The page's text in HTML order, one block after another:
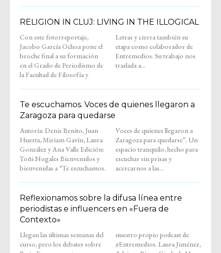
RELIGION IN CLUJ: LIVING IN THE ILLOGICAL
Con este fotorreportaje,
Jacobo García Ochoa pone el
broche final a su formación
en el Grado de Periodismo de
la Facultad de Filosofía y
Letras y cierra también su
etapa como colaborador de
Entremedios. Su trabajo nos
traslada a...
Te escuchamos. Voces de quienes llegaron a
Zaragoza para quedarse
Autoría: Denis Benito, Juan
Huerta, Miriam Gavín, Laura
González y Ana Valle Edición:
Toñi Nogales Bienvenidos y
bienvenidas a “Te escuchamos.
Voces de quienes llegaron a
Zaragoza para quedarse”. Un
espacio tranquilo, hecho para
escuchar sin prisas y
acercarnos a las...
Reflexionamos sobre la difusa línea entre
periodistas e influencers en «Fuera de
Contexto»
Llegan las últimas semanas del
curso, pero los debates sobre
nuestro propio podcast de
#Entremedios. Laura Jiménez,